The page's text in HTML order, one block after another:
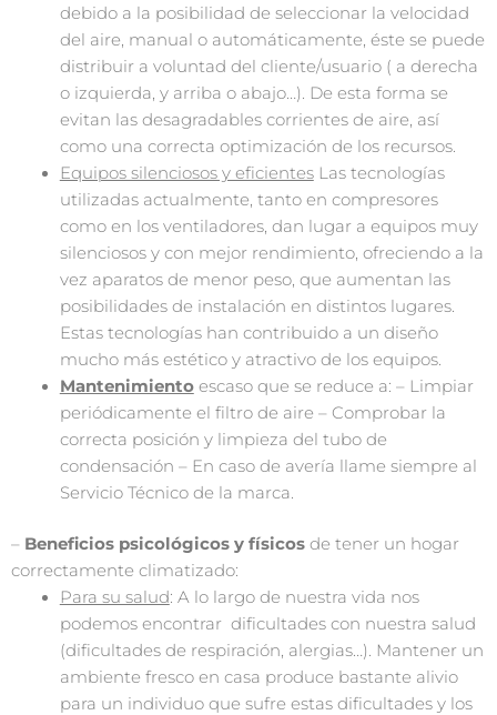
debido a la posibilidad de seleccionar la velocidad
del aire, manual o automáticamente, éste se puede
distribuir a voluntad del cliente/usuario ( a derecha
o izquierda, y arriba o abajo…). De esta forma se
evitan las desagradables corrientes de aire, así
como una correcta optimización de los recursos.
Equipos silenciosos y eficientesLas tecnologías
utilizadas actualmente, tanto en compresores
como en los ventiladores, dan lugar a equipos muy
silenciosos y con mejor rendimiento, ofreciendo a la
vez aparatos de menor peso, que aumentan las
posibilidades de instalación en distintos lugares.
Estas tecnologías han contribuido a un diseño
mucho más estético y atractivo de los equipos.
Mantenimientoescaso que se reduce a: – Limpiar
periódicamente el filtro de aire – Comprobar la
correcta posición y limpieza del tubo de
condensación – En caso de avería llame siempre al
Servicio Técnico de la marca.
– Beneficios psicológicos y físicos de tener un hogar
correctamente climatizado:
Para su salud: A lo largo de nuestra vida nos
podemos encontrar dificultades con nuestra salud
(dificultades de respiración, alergias…). Mantener un
ambiente fresco en casa produce bastante alivio
para un individuo que sufre estas dificultades y los